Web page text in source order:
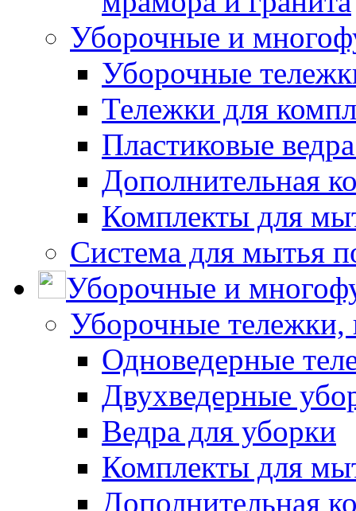
Уборочные и
Уборочные
Тележки для
Пластиковые
Дополнительная
Комплекты для
Система для мытья
Уборочные и
Уборочные тележки,
Одноведерные
Двухведерные
Ведра для уборки
Комплекты для
Дополнительная